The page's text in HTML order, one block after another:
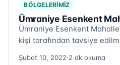
BÖLGELERIMIZ
Ümraniye Esenkent
Ümraniye Esenkent
kişi tarafından tavsiye
Şubat 10, 2022·2 dk okuma